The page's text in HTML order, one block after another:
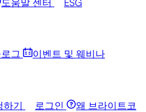
그 이벤트 및 웨비나
하기 로그인
왜 브라이트코